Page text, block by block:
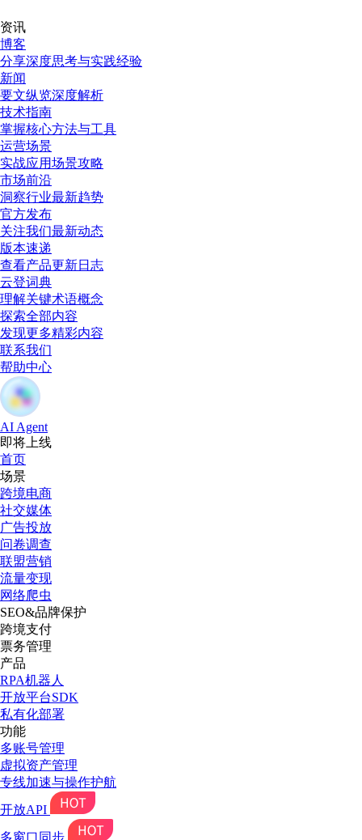
资讯
博客
分享深度思考与实践经验
新闻
要文纵览深度解析
技术指南
掌握核心方法与工具
运营场景
实战应用场景攻略
市场前沿
洞察行业最新趋势
官方发布
关注我们最新动态
版本速递
查看产品更新日志
云登词典
理解关键术语概念
探索全部内容
发现更多精彩内容
联系我们
帮助中心
AI Agent
即将上线
首页
场景
跨境电商
社交媒体
广告投放
问卷调查
联盟营销
流量变现
网络爬虫
SEO&品牌保护
跨境支付
票务管理
产品
RPA机器人
开放平台SDK
私有化部署
功能
多账号管理
虚拟资产管理
专线加速与操作护航
开放API
多窗口同步